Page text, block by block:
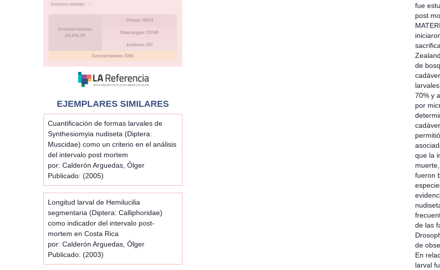
fue
post
de
70% y
por
que la
fueron
de las
de
En
larval
EJEMPLARES SIMILARES
Cuantificación de formas larvales de
Synthesiomyia nudiseta (Diptera:
Muscidae) como un criterio en el análisis
del intervalo post mortem
por: Calderón Arguedas, Ólger
Publicado: (2005)
Longitud larval de Hemilucilia
segmentaria (Diptera: Calliphoridae)
como indicador del intervalo post-
mortem en Costa Rica
por: Calderón Arguedas, Ólger
Publicado: (2003)